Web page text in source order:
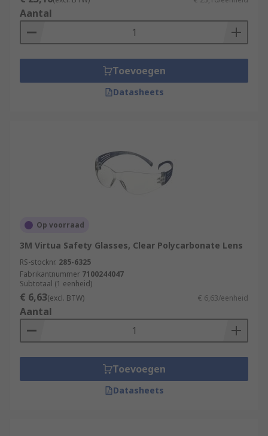
Aantal
Toevoegen
Datasheets
Op voorraad
3M Virtua Safety Glasses, Clear Polycarbonate Lens
RS-stocknr. 285-6325
Fabrikantnummer 7100244047
Subtotaal (1 eenheid)
€ 6,63(excl. BTW) € 6,63/eenheid
Aantal
Toevoegen
Datasheets